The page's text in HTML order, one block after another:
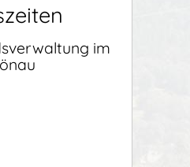
im